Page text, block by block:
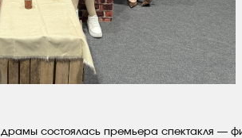
драмы состоялась премьера спектакля